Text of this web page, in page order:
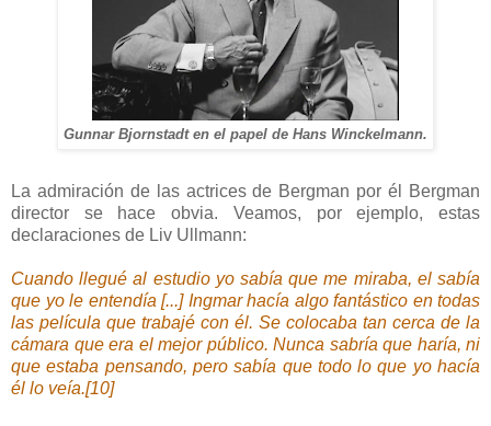
Gunnar Bjornstadt en el papel de Hans Winckelmann.
La admiración de las actrices de Bergman por él Bergman
director se hace obvia. Veamos, por ejemplo, estas
declaraciones de Liv Ullmann:
Cuando llegué al estudio yo sabía que me miraba, el sabía
que yo le entendía [...] Ingmar hacía algo fantástico en todas
las película que trabajé con él. Se colocaba tan cerca de la
cámara que era el mejor público. Nunca sabría que haría, ni
que estaba pensando, pero sabía que todo lo que yo hacía
él lo veía.[10]